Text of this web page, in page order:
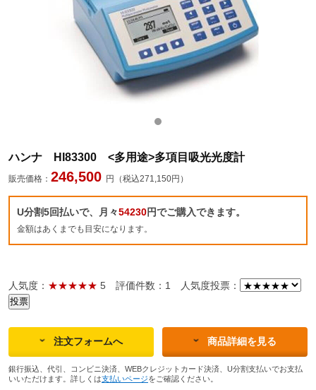
ハンナ HI83300 <多用途>多項目吸光光度計
販売価格： 246,500 円（税込271,150円）
U分割5回払いで、月々54230円でご購入できます。
金額はあくまでも目安になります。
人気度： ★★★★★ 5 評価件数：1 人気度投票：
注文フォームへ 商品詳細を見る
銀行振込、代引、コンビニ決済、WEBクレジットカード決済、U分割支払いでお支払
いいただけます。詳しくは支払いページをご確認ください。